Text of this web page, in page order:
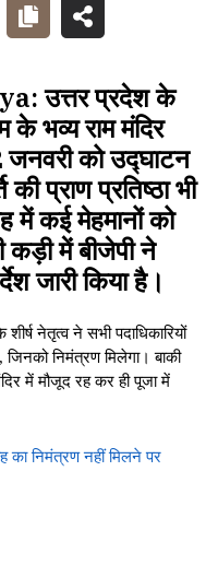
उत्तर प्रदेश के
के भव्यराम मंदिर
को उद्घाटन
की प्राण प्रतिष्ठा भी
में कई मेहमानों को
कड़ी में बीजेपी ने
जारी किया है।
नेतृत्व ने सभी पदाधिकारियों
जिनको निमंत्रण मिलेगा। बाकी
में मौजूद रह कर ही पूजा में
का निमंत्रण नहीं मिलने पर